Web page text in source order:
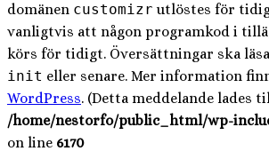
domänen customizr utlöstes för
vanligtvis att någon programkod i
körs för tidigt. Översättningar ska
init eller senare. Mer information
WordPress. (Detta meddelande lades
/home/nestorfo/public_html/wp-
on line 6170